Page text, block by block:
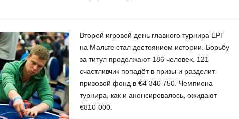
Второй игровой день главного турнира ЕРТ
на Мальте стал достоянием истории. Борьбу
за титул продолжают 186 человек. 121
счастливчик попадёт в призы и разделит
призовой фонд в €4 340 750. Чемпиона
турнира, как и анонсировалось, ожидают
€810 000.